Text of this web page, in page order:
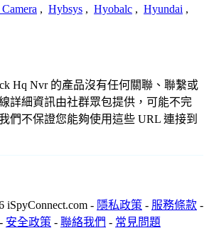
, Hybsys , Hyobalc , Hyundai ,
Hq Nvr 的產品沒有任何關聯、聯繫或
詳細資訊由社群眾包提供，可能不完
們不保證您能夠使用這些 URL 連接到
iSpyConnect.com - 隱私政策 - 服務條款 -
- 安全政策 - 聯絡我們 - 常見問題